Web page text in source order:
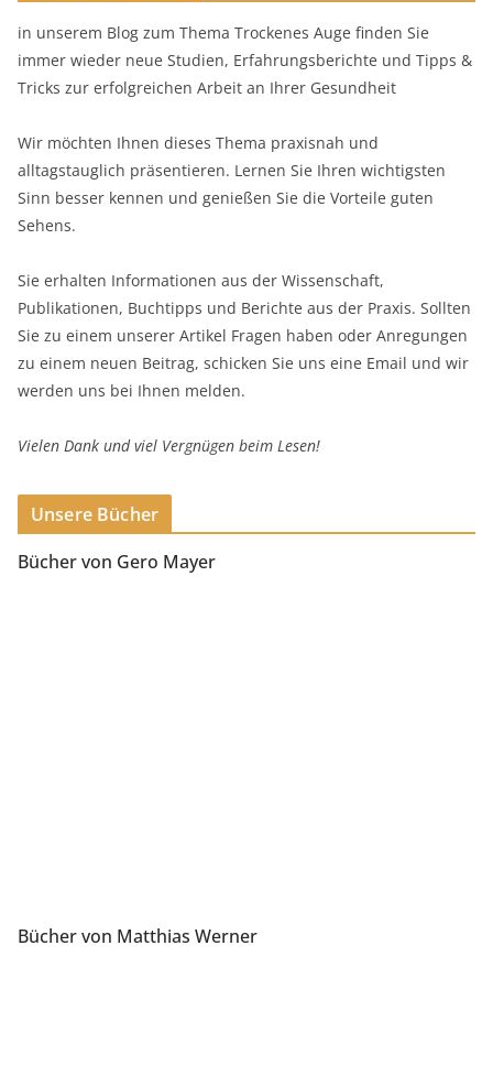
in unserem Blog zum Thema Trockenes Auge finden Sie
immer wieder neue Studien, Erfahrungsberichte und Tipps &
Tricks zur erfolgreichen Arbeit an Ihrer Gesundheit
Wir möchten Ihnen dieses Thema praxisnah und
alltagstauglich präsentieren. Lernen Sie Ihren wichtigsten
Sinn besser kennen und genießen Sie die Vorteile guten
Sehens.
Sie erhalten Informationen aus der Wissenschaft,
Publikationen, Buchtipps und Berichte aus der Praxis. Sollten
Sie zu einem unserer Artikel Fragen haben oder Anregungen
zu einem neuen Beitrag, schicken Sie uns eine Email und wir
werden uns bei Ihnen melden.
Vielen Dank und viel Vergnügen beim Lesen!
Unsere Bücher
Bücher von Gero Mayer
Bücher von Matthias Werner